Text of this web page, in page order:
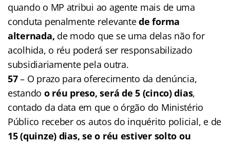
quando o MP atribui ao agente mais de uma
conduta penalmente relevantede forma
alternada, de modo que se uma delas não for
acolhida, o réu poderá ser responsabilizado
subsidiariamente pela outra.
57– O prazo para oferecimento da denúncia,
estando o réu preso, será de 5 (cinco) dias,
contado da data em que o órgão do Ministério
Público receber os autos do inquérito policial, e de
15 (quinze) dias, se o réu estiver solto ou